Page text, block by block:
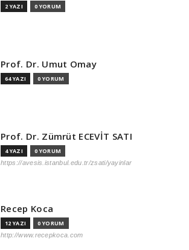
2 YAZI 0 YORUM
Prof. Dr. Umut Omay
64 YAZI 0 YORUM
Prof. Dr. Zümrüt ECEVİT SATI
4 YAZI 0 YORUM
https://avesis.istanbul.edu.tr/zsati/yayinlar
Recep Koca
12 YAZI 0 YORUM
http://www.recepkoca.com